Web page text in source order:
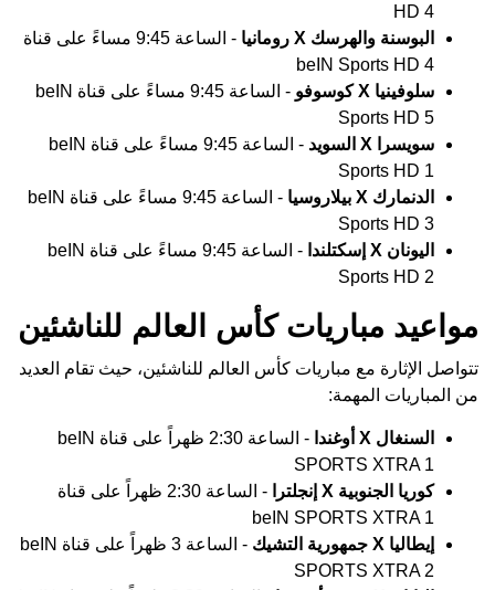
HD 4
البوسنة والهرسك X رومانيا
- الساعة 9:45 مساءً على قناة
beIN Sports HD 4
سلوفينيا X كوسوفو
- الساعة 9:45 مساءً على قناة beIN
Sports HD 5
سويسرا X السويد
- الساعة 9:45 مساءً على قناة beIN
Sports HD 1
الدنمارك X بيلاروسيا
- الساعة 9:45 مساءً على قناة beIN
Sports HD 3
اليونان X إسكتلندا
- الساعة 9:45 مساءً على قناة beIN
Sports HD 2
مواعيد مباريات كأس العالم للناشئين
تتواصل الإثارة مع مباريات كأس العالم للناشئين، حيث تقام العديد
من المباريات المهمة:
السنغال X أوغندا
- الساعة 2:30 ظهراً على قناة beIN
SPORTS XTRA 1
كوريا الجنوبية X إنجلترا
- الساعة 2:30 ظهراً على قناة
beIN SPORTS XTRA 1
إيطاليا X جمهورية التشيك
- الساعة 3 ظهراً على قناة beIN
SPORTS XTRA 2